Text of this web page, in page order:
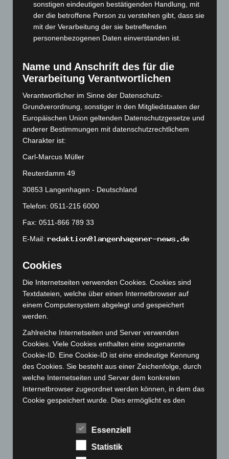
März 2024(103)
Februar 2024(103)
Januar 2024(111)
November 2023 (130)
September 2023(133)
August 2023(134)
Juli 2023
(118)
Januar 2023 (140)
Dezember 2022(130)
September 2022
(205)
August 2022(166)
Juli 2022(133)
Juni 2022(167)
Mai 2022 (177)
April 2022(198)
März 2022(221)
Februar 2022(189)
(204)
(215)
sonstigen eindeutigen bestätigenden Handlung, mit
der die betroffene Person zu verstehen gibt, dass sie
mit der Verarbeitung der sie betreffenden
personenbezogenen Daten einverstanden ist.
Name und Anschrift des für die
Verarbeitung Verantwortlichen
Verantwortlicher im Sinne der Datenschutz-
Grundverordnung, sonstiger in den Mitgliedstaaten der
Europäischen Union geltenden Datenschutzgesetze und
anderer Bestimmungen mit datenschutzrechtlichem
Charakter ist:
Carl-Marcus Müller
Reuterdamm 49
30853 Langenhagen - Deutschland
Telefon: 0511-215 6000
Fax: 0511-866 789 33
E-Mail:
Cookies
Die Internetseiten verwenden Cookies. Cookies sind
Textdateien, welche über einen Internetbrowser auf
einem Computersystem abgelegt und gespeichert
werden.
Zahlreiche Internetseiten und Server verwenden
Cookies. Viele Cookies enthalten eine sogenannte
Cookie-ID. Eine Cookie-ID ist eine eindeutige Kennung
des Cookies. Sie besteht aus einer Zeichenfolge, durch
welche Internetseiten und Server dem konkreten
Internetbrowser zugeordnet werden können, in dem das
Cookie gespeichert wurde. Dies ermöglicht es den
Browser der betroffenen Person von anderen
Internetbrowsern, die andere Cookies enthalten, zu
unterscheiden. Ein bestimmter Internetbrowser kann
über die eindeutige Cookie-ID wiedererkannt und
Essenziell
Statistik